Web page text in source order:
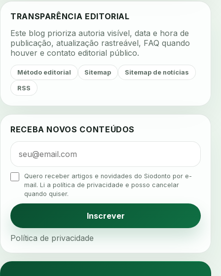
aerossois agenda agenda clinica
agenda inteligente agenda odontologica
agendamento agendamento digital
agendamento inteligente
algometria alinhadores alta digital
alta rotacao
analgesia analgesia digital analise 3d
analise elementos finitos analise facial
analise funcional
anamnese digital
anamnese estruturada anamnese nutricional
ancoragem
TRANSPARÊNCIA EDITORIAL
Este blog prioriza autoria visível, data e hora de
publicação, atualização rastreável, FAQ quando
houver e contato editorial público.
Método editorial Sitemap Sitemap de notícias
RSS
RECEBA NOVOS CONTEÚDOS
Quero receber artigos e novidades do Siodonto por e-
mail. Li a política de privacidade e posso cancelar
quando quiser.
Inscrever
Política de privacidade